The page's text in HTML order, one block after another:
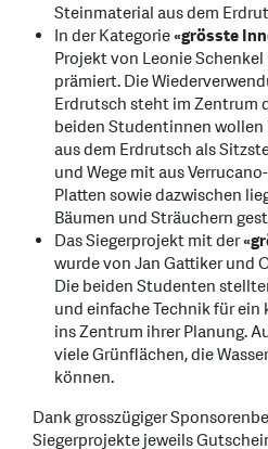
Steinmaterial aus dem
In der Kategorie«grösste
Projekt von Leonie
prämiert. Die
Erdrutsch steht im Zentrum
beiden Studentinnen wollen
aus dem Erdrutsch als
und Wege mit aus
Platten sowie dazwischen
Bäumen und Sträuchern
Das Siegerprojekt mit der
wurde von Jan Gattiker und
Die beiden Studenten
und einfache Technik für
ins Zentrum ihrer Planung.
viele Grünflächen, die
können.
Dank grosszügiger
Siegerprojekte jeweils